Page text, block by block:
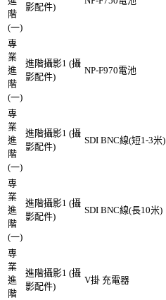
階
(一)
影配件)
專
業
進
階
(一)
進階攝影1 (攝
影配件)
NP-F970電池
專
業
進
階
(一)
進階攝影1 (攝
影配件)
SDI BNC線(短1-3米)
專
業
進
階
(一)
進階攝影1 (攝
影配件)
SDI BNC線(長10米)
專
業
進
階
進階攝影1 (攝
影配件)
V掛 充電器